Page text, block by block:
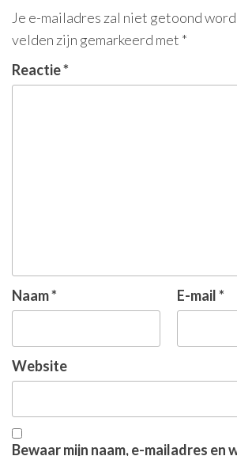
Je e-mailadres zal niet getoond
velden zijn gemarkeerd met *
Reactie*
Naam* E-mail*
Website
Bewaar mijn naam, e-mailadres en